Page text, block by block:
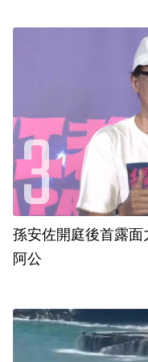
孫安佐開庭後首露
阿公